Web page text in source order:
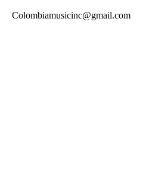
Colombiamusicinc@gmail.com